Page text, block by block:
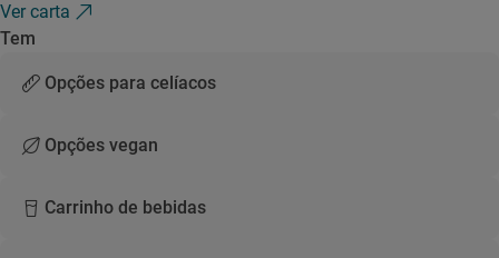
Ver carta
Tem
Opções para celíacos
Opções vegan
Carrinho de bebidas